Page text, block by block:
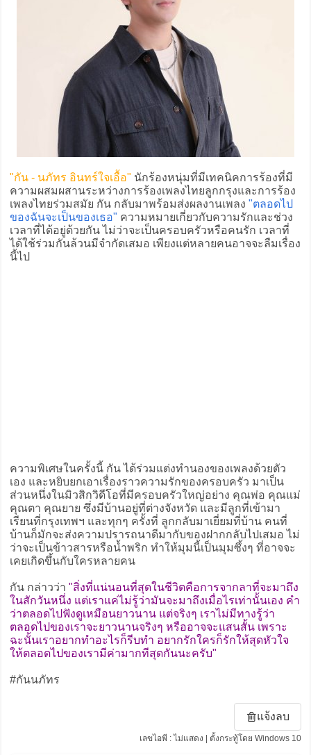
"กัน - นภัทร อินทร์ใจเอื้อ" นักร้องหนุ่มที่มีเทคนิคการร้องที่มี
ความผสมผสานระหว่างการร้องเพลงไทยลูกกรุงและการร้อง
เพลงไทยร่วมสมัย กัน กลับมาพร้อมส่งผลงานเพลง "ตลอดไป
ของฉันจะเป็นของเธอ" ความหมายเกี่ยวกับความรักและช่วง
เวลาที่ได้อยู่ด้วยกัน ไม่ว่าจะเป็นครอบครัวหรือคนรัก เวลาที่
ได้ใช้ร่วมกันล้วนมีจำกัดเสมอ เพียงแต่หลายคนอาจจะลืมเรื่อง
นี้ไป
ความพิเศษในครั้งนี้ กัน ได้ร่วมแต่งทำนองของเพลงด้วยตัว
เอง และหยิบยกเอาเรื่องราวความรักของครอบครัว มาเป็น
ส่วนหนึ่งในมิวสิกวิดีโอที่มีครอบครัวใหญ่อย่าง คุณพ่อ คุณแม่
คุณตา คุณยาย ซึ่งมีบ้านอยู่ที่ต่างจังหวัด และมีลูกที่เข้ามา
เรียนที่กรุงเทพฯ และทุกๆ ครั้งที่ ลูกกลับมาเยี่ยมที่บ้าน คนที่
บ้านก็มักจะส่งความปรารถนาดีมากับของฝากกลับไปเสมอ ไม่
ว่าจะเป็นข้าวสารหรือน้ำพริก ทำให้มุมนี้เป็นมุมซึ้งๆ ที่อาจจะ
เคยเกิดขึ้นกับใครหลายคน
กัน กล่าวว่า "สิ่งที่แน่นอนที่สุดในชีวิตคือการจากลาที่จะมาถึง
ในสักวันหนึ่ง แต่เราแค่ไม่รู้ว่ามันจะมาถึงเมื่อไรเท่านั้นเอง คำ
ว่าตลอดไปฟังดูเหมือนยาวนาน แต่จริงๆ เราไม่มีทางรู้ว่า
ตลอดไปของเราจะยาวนานจริงๆ หรืออาจจะแสนสั้น เพราะ
ฉะนั้นเราอยากทำอะไรก็รีบทำ อยากรักใครก็รักให้สุดหัวใจ
ให้ตลอดไปของเรามีค่ามากทีสุดกันนะครับ"
#กันนภัทร
แจ้งลบ
เลขไอพี : ไม่แสดง | ตั้งกระทู้โดย Windows 10